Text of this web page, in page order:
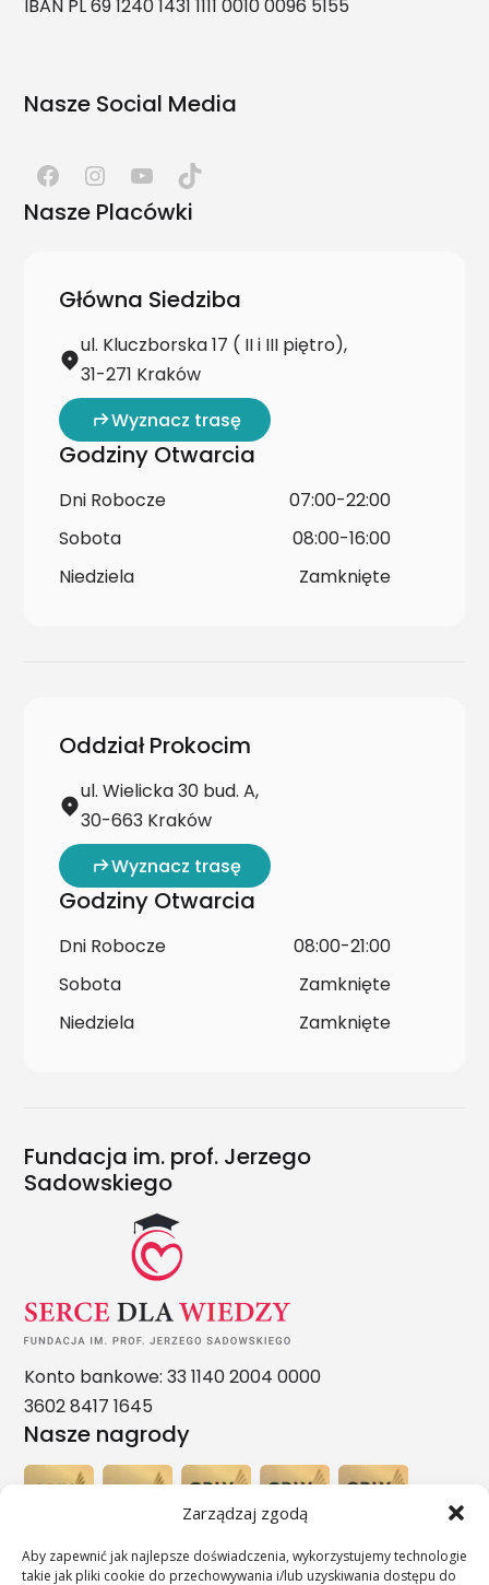
Zarządzaj zgodą
Aby zapewnić jak najlepsze doświadczenia, wykorzystujemy technologie
takie jak pliki cookie do przechowywania i/lub uzyskiwania dostępu do
IBAN PL 69 1240 1431 1111 0010 0096 5155
Nasze Social Media
Nasze Placówki
Główna Siedziba
ul. Kluczborska 17 ( II i III piętro),
31-271 Kraków
Wyznacz trasę
Godziny Otwarcia
Dni Robocze
07:00-22:00
Sobota
08:00-16:00
Niedziela
Zamknięte
Oddział Prokocim
ul. Wielicka 30 bud. A,
30-663 Kraków
Wyznacz trasę
Godziny Otwarcia
Dni Robocze
08:00-21:00
Sobota
Zamknięte
Niedziela
Zamknięte
Fundacja im. prof. Jerzego
Sadowskiego
Konto bankowe: 33 1140 2004 0000
3602 8417 1645
Nasze nagrody